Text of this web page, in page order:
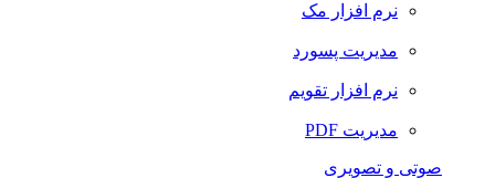
نرم افزار مک
مدیریت پسورد
نرم افزار تقویم
مدیریت PDF
صوتی و تصویری